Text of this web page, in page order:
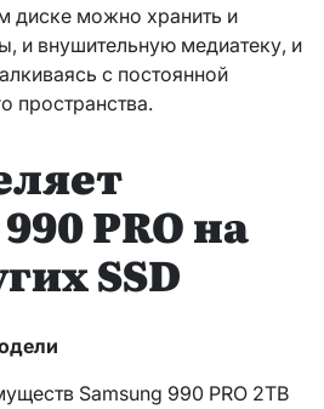
диске можно хранить и
и внушительную медиатеку, и
с постоянной
пространства.
PRO на
SSD
Samsung 990 PRO 2TB